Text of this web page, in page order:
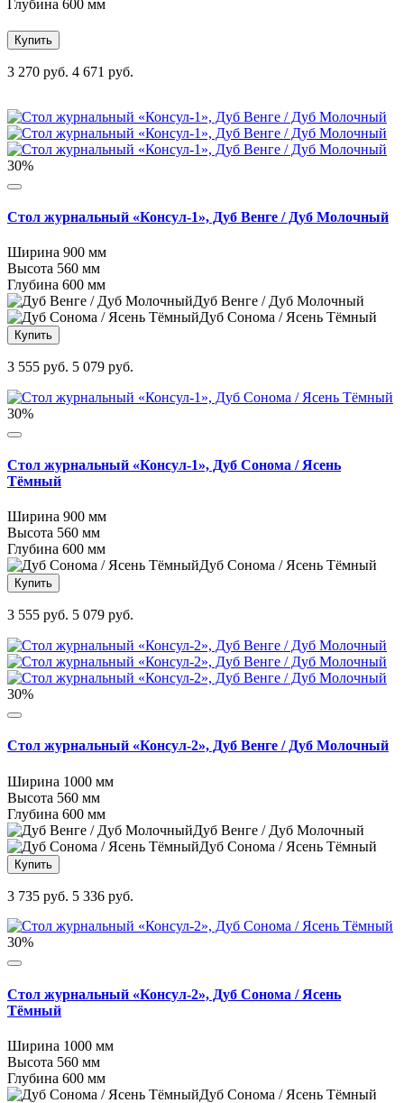
Глубина 600 мм
Купить
3 270 руб. 4 671 руб.
30%
Стол журнальный «Консул-1», Дуб Венге / Дуб Молочный
Ширина 900 мм
Высота 560 мм
Глубина 600 мм
Дуб Венге / Дуб Молочный
Дуб Сонома / Ясень Тёмный
Купить
3 555 руб. 5 079 руб.
30%
Стол журнальный «Консул-1», Дуб Сонома / Ясень
Тёмный
Ширина 900 мм
Высота 560 мм
Глубина 600 мм
Дуб Сонома / Ясень Тёмный
Купить
3 555 руб. 5 079 руб.
30%
Стол журнальный «Консул-2», Дуб Венге / Дуб Молочный
Ширина 1000 мм
Высота 560 мм
Глубина 600 мм
Дуб Венге / Дуб Молочный
Дуб Сонома / Ясень Тёмный
Купить
3 735 руб. 5 336 руб.
30%
Стол журнальный «Консул-2», Дуб Сонома / Ясень
Тёмный
Ширина 1000 мм
Высота 560 мм
Глубина 600 мм
Дуб Сонома / Ясень Тёмный